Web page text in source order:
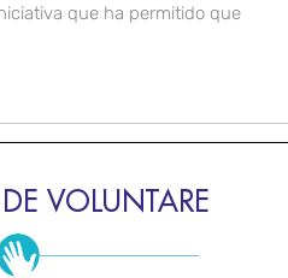
que ha permitido que
VOLUNTARE